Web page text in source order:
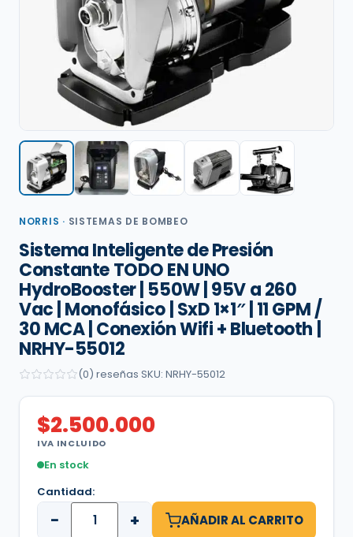
NORRIS · SISTEMAS DE BOMBEO
Sistema Inteligente de Presión
Constante TODO EN UNO
HydroBooster | 550W | 95V a 260
Vac | Monofásico | SxD 1×1″ | 11 GPM /
30 MCA | Conexión Wifi + Bluetooth |
NRHY-55012
(0) reseñas SKU: NRHY-55012
$2.500.000
IVA INCLUIDO
En stock
Cantidad:
− + AÑADIR AL CARRITO